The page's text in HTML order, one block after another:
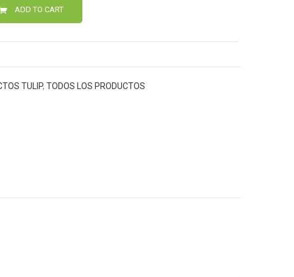
ADD TO CART
TULIP, TODOS LOS PRODUCTOS